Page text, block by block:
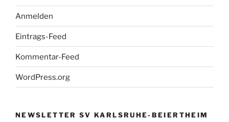
Anmelden
Eintrags-Feed
Kommentar-Feed
WordPress.org
NEWSLETTER SV KARLSRUHE-BEIERTHEIM